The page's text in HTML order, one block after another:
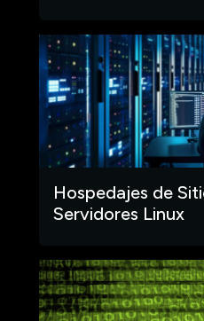
Hospedajes de
Servidores Linux